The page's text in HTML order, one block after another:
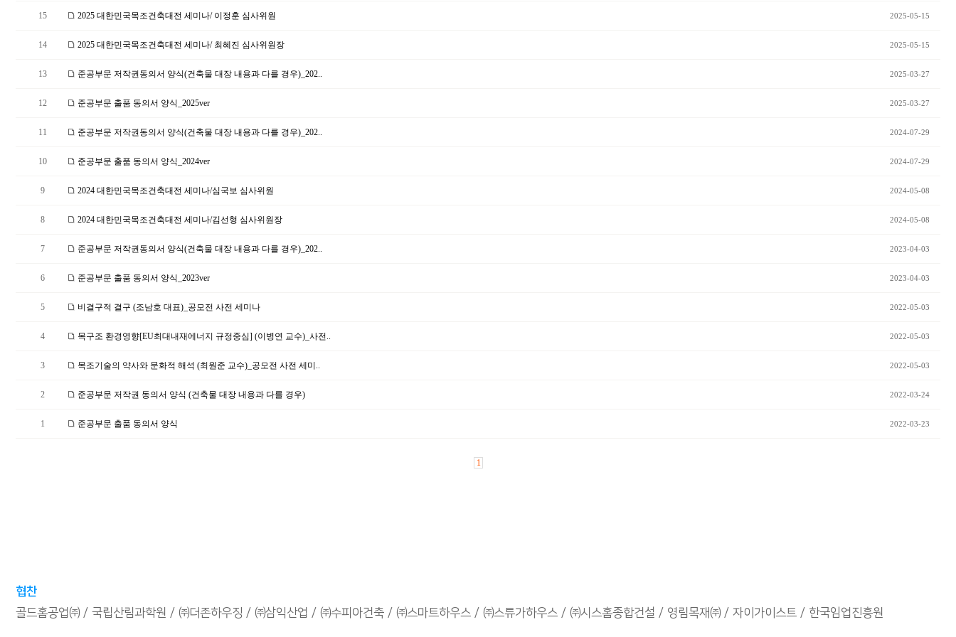
15 2025 대한민국목조건축대전 세미나/ 이정훈 심사위원 2025-05-15
14 2025 대한민국목조건축대전 세미나/ 최혜진 심사위원장 2025-05-15
13 준공부문 저작권동의서 양식(건축물 대장 내용과 다를 경우)_202.. 2025-03-27
12 준공부문 출품 동의서 양식_2025ver 2025-03-27
11 준공부문 저작권동의서 양식(건축물 대장 내용과 다를 경우)_202.. 2024-07-29
10 준공부문 출품 동의서 양식_2024ver 2024-07-29
9 2024 대한민국목조건축대전 세미나/심국보 심사위원 2024-05-08
8 2024 대한민국목조건축대전 세미나/김선형 심사위원장 2024-05-08
7 준공부문 저작권동의서 양식(건축물 대장 내용과 다를 경우)_202.. 2023-04-03
6 준공부문 출품 동의서 양식_2023ver 2023-04-03
5 비결구적 결구 (조남호 대표)_공모전 사전 세미나 2022-05-03
4 목구조 환경영향[EU최대내재에너지 규정중심] (이병연 교수)_사전.. 2022-05-03
3 목조기술의 약사와 문화적 해석 (최원준 교수)_공모전 사전 세미.. 2022-05-03
2 준공부문 저작권 동의서 양식 (건축물 대장 내용과 다를 경우) 2022-03-24
1 준공부문 출품 동의서 양식 2022-03-23
1
협찬
골드홈공업㈜
국립산림과학원 ㈜더존하우징 ㈜삼익산업 ㈜수피아건축 ㈜스마트하우스 ㈜스튜가하우스 ㈜시스홈종합건설 영림목재㈜ 자이가이스트 한국임업진흥원